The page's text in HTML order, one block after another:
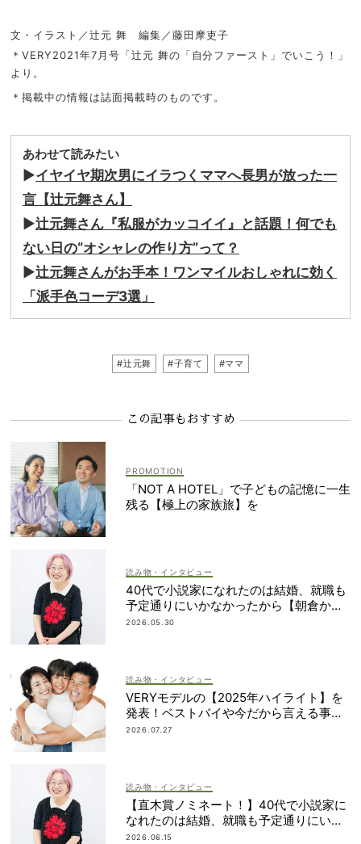
文・イラスト／辻元 舞 編集／藤田摩吏子
＊VERY2021年7月号「辻元 舞の「自分ファースト」でいこう！」
より。
＊掲載中の情報は誌面掲載時のものです。
あわせて読みたい
▶イヤイヤ期次男にイラつくママへ長男が放った一
言【辻元舞さん】
▶辻元舞さん『私服がカッコイイ』と話題！何でも
ない日の“オシャレの作り方”って？
▶辻元舞さんがお手本！ワンマイルおしゃれに効く
「派手色コーデ3選」
#辻元舞 #子育て #ママ
この記事もおすすめ
「NOT A HOTEL」で子どもの記憶に一生
残る【極上の家族旅】を
読み物・インタビュー
40代で小説家になれたのは結婚、就職も
予定通りにいかなかったから【朝倉かす
みさん】
2026.05.30
読み物・インタビュー
VERYモデルの【2025年ハイライト】を
発表！ベストバイや今だから言える事件
簿も大公開
2026.07.27
読み物・インタビュー
【直木賞ノミネート！】40代で小説家に
なれたのは結婚、就職も予定通りにいか
なかったから｜朝倉かすみさん
2026.06.15